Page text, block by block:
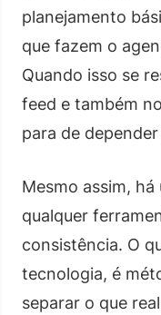
planejamento
que fazem o
Quando isso se
feed e também
para de
Mesmo assim,
qualquer
consistência. O
tecnologia, é
separar o que